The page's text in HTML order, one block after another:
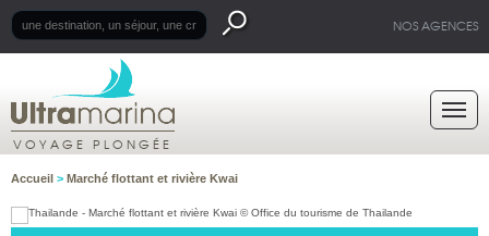
NOS AGENCES
VOYAGE PLONGÉE
Accueil > Marché flottant et rivière Kwai